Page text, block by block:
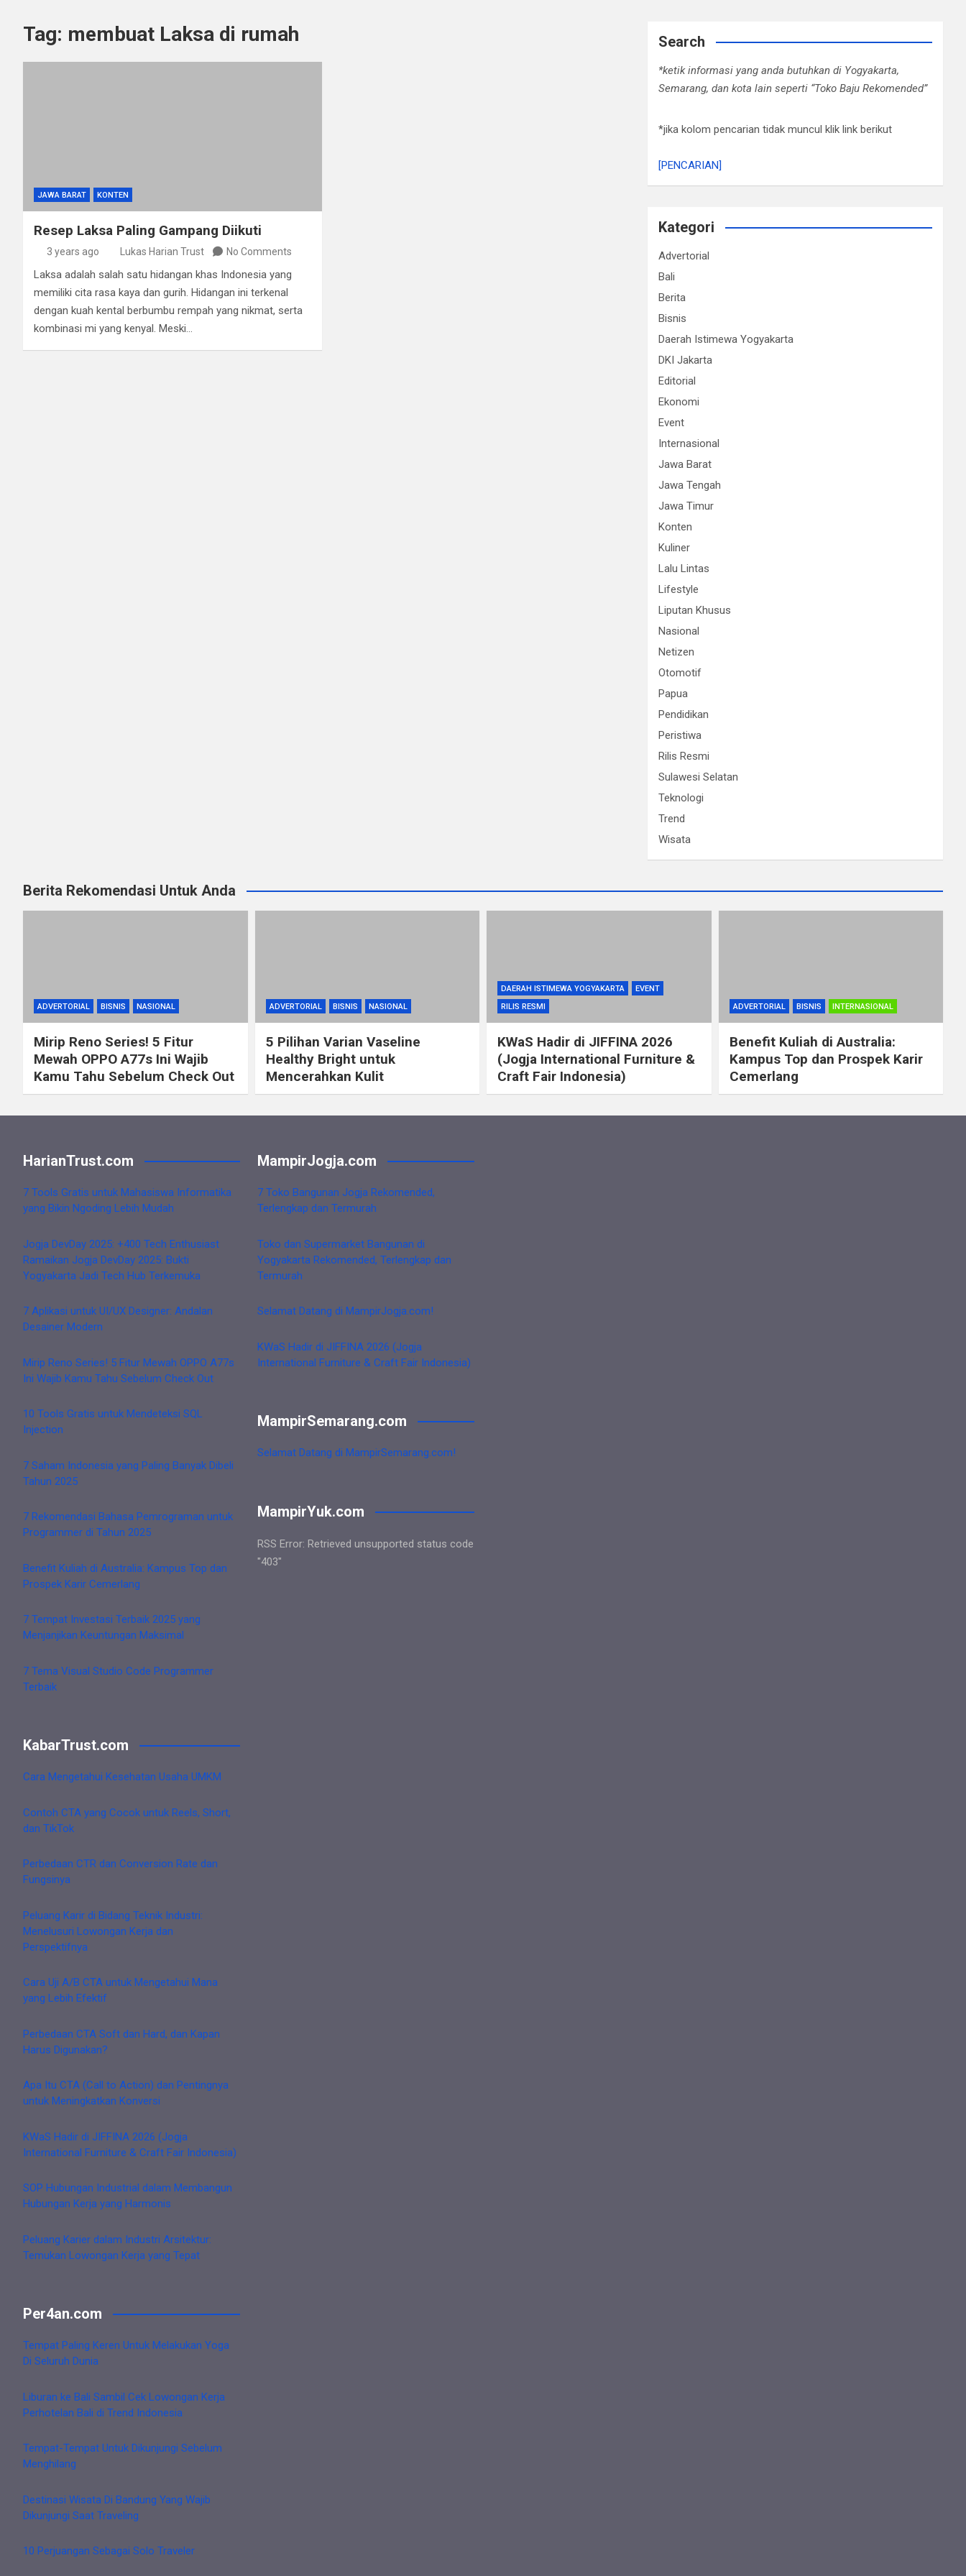
Tag: membuat Laksa di rumah
JAWA BARAT KONTEN
Resep Laksa Paling Gampang Diikuti
3 years ago Lukas Harian Trust No Comments
Laksa adalah salah satu hidangan khas Indonesia yang
memiliki cita rasa kaya dan gurih. Hidangan ini terkenal
dengan kuah kental berbumbu rempah yang nikmat, serta
kombinasi mi yang kenyal. Meski…
Search
*ketik informasi yang anda butuhkan di Yogyakarta,
Semarang, dan kota lain seperti “Toko Baju Rekomended”
*jika kolom pencarian tidak muncul klik link berikut
[PENCARIAN]
Kategori
Advertorial
Bali
Berita
Bisnis
Daerah Istimewa Yogyakarta
DKI Jakarta
Editorial
Ekonomi
Event
Internasional
Jawa Barat
Jawa Tengah
Jawa Timur
Konten
Kuliner
Lalu Lintas
Lifestyle
Liputan Khusus
Nasional
Netizen
Otomotif
Papua
Pendidikan
Peristiwa
Rilis Resmi
Sulawesi Selatan
Teknologi
Trend
Wisata
Berita Rekomendasi Untuk Anda
ADVERTORIAL BISNIS NASIONAL
Mirip Reno Series! 5 Fitur
Mewah OPPO A77s Ini Wajib
Kamu Tahu Sebelum Check Out
ADVERTORIAL BISNIS NASIONAL
5 Pilihan Varian Vaseline
Healthy Bright untuk
Mencerahkan Kulit
DAERAH ISTIMEWA YOGYAKARTA
EVENT
RILIS RESMI
KWaS Hadir di JIFFINA 2026
(Jogja International Furniture &
Craft Fair Indonesia)
ADVERTORIAL BISNIS INTERNASIONAL
Benefit Kuliah di Australia:
Kampus Top dan Prospek Karir
Cemerlang
HarianTrust.com
7 Tools Gratis untuk Mahasiswa Informatika
yang Bikin Ngoding Lebih Mudah
Jogja DevDay 2025: +400 Tech Enthusiast
Ramaikan Jogja DevDay 2025: Bukti
Yogyakarta Jadi Tech Hub Terkemuka
7 Aplikasi untuk UI/UX Designer: Andalan
Desainer Modern
Mirip Reno Series! 5 Fitur Mewah OPPO A77s
Ini Wajib Kamu Tahu Sebelum Check Out
10 Tools Gratis untuk Mendeteksi SQL
Injection
7 Saham Indonesia yang Paling Banyak Dibeli
Tahun 2025
7 Rekomendasi Bahasa Pemrograman untuk
Programmer di Tahun 2025
Benefit Kuliah di Australia: Kampus Top dan
Prospek Karir Cemerlang
7 Tempat Investasi Terbaik 2025 yang
Menjanjikan Keuntungan Maksimal
7 Tema Visual Studio Code Programmer
Terbaik
KabarTrust.com
Cara Mengetahui Kesehatan Usaha UMKM
Contoh CTA yang Cocok untuk Reels, Short,
dan TikTok
Perbedaan CTR dan Conversion Rate dan
Fungsinya
Peluang Karir di Bidang Teknik Industri:
Menelusuri Lowongan Kerja dan
Perspektifnya
Cara Uji A/B CTA untuk Mengetahui Mana
yang Lebih Efektif
Perbedaan CTA Soft dan Hard, dan Kapan
Harus Digunakan?
Apa Itu CTA (Call to Action) dan Pentingnya
untuk Meningkatkan Konversi
KWaS Hadir di JIFFINA 2026 (Jogja
International Furniture & Craft Fair Indonesia)
SOP Hubungan Industrial dalam Membangun
Hubungan Kerja yang Harmonis
Peluang Karier dalam Industri Arsitektur:
Temukan Lowongan Kerja yang Tepat
Per4an.com
Tempat Paling Keren Untuk Melakukan Yoga
Di Seluruh Dunia
Liburan ke Bali Sambil Cek Lowongan Kerja
Perhotelan Bali di Trend Indonesia
Tempat-Tempat Untuk Dikunjungi Sebelum
Menghilang
Destinasi Wisata Di Bandung Yang Wajib
Dikunjungi Saat Traveling
10 Perjuangan Sebagai Solo Traveler
MampirJogja.com
7 Toko Bangunan Jogja Rekomended,
Terlengkap dan Termurah
Toko dan Supermarket Bangunan di
Yogyakarta Rekomended, Terlengkap dan
Termurah
Selamat Datang di MampirJogja.com!
KWaS Hadir di JIFFINA 2026 (Jogja
International Furniture & Craft Fair Indonesia)
MampirSemarang.com
Selamat Datang di MampirSemarang.com!
MampirYuk.com
RSS Error: Retrieved unsupported status code
"403"